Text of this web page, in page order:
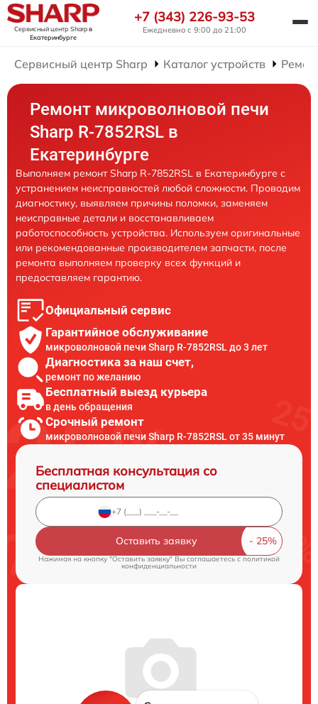
Сервисный центр Sharpв
Екатеринбурге
+7 (343) 226-93-53
Ежедневно с 9:00 до 21:00
Сервисный центр Sharp Каталог устройств
Ремонт микроволновой печи
Sharp R-7852RSL в
Екатеринбурге
Выполняем ремонт Sharp R-7852RSL в Екатеринбурге с
устранением неисправностей любой сложности. Проводим
диагностику, выявляем причины поломки, заменяем
неисправные детали и восстанавливаем
работоспособность устройства. Используем оригинальные
или рекомендованные производителем запчасти, после
ремонта выполняем проверку всех функций и
предоставляем гарантию.
Официальный сервис
Гарантийное обслуживание
микроволновой печи Sharp R-7852RSL до 3 лет
Диагностика за наш счет,
ремонт по желанию
Бесплатный выезд курьера
в день обращения
Срочный ремонт
микроволновой печи Sharp R-7852RSL от 35 минут
Бесплатная консультация со
специалистом
Оставить заявку
Нажимая на кнопку "Оставить заявку" Вы соглашаетесь cполитикой
конфиденциальности